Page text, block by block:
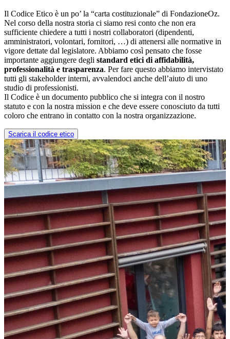
Il Codice Etico è un po’ la “carta costituzionale” di FondazioneOz.
Nel corso della nostra storia ci siamo resi conto che non era
sufficiente chiedere a tutti i nostri collaboratori (dipendenti,
amministratori, volontari, fornitori, …) di attenersi alle normative in
vigore dettate dal legislatore. Abbiamo così pensato che fosse
importante aggiungere degli standard etici di affidabilità,
professionalità e trasparenza. Per fare questo abbiamo intervistato
tutti gli stakeholder interni, avvalendoci anche dell’aiuto di uno
studio di professionisti.
Il Codice è un documento pubblico che si integra con il nostro
statuto e con la nostra mission e che deve essere conosciuto da tutti
coloro che entrano in contatto con la nostra organizzazione.
Scarica il codice etico